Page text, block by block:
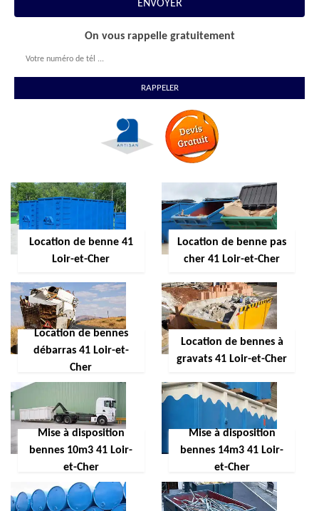
On vous rappelle gratuitement
Location de benne 41
Loir-et-Cher
Location de benne pas
cher 41 Loir-et-Cher
Location de bennes
débarras 41 Loir-et-
Cher
Location de bennes à
gravats 41 Loir-et-Cher
Mise à disposition
bennes 10m3 41 Loir-
et-Cher
Mise à disposition
bennes 14m3 41 Loir-
et-Cher